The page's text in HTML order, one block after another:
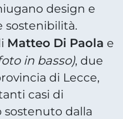
design e
sostenibilità.
Matteo Di Paola e
in basso), due
di Lecce,
casi di
dalla